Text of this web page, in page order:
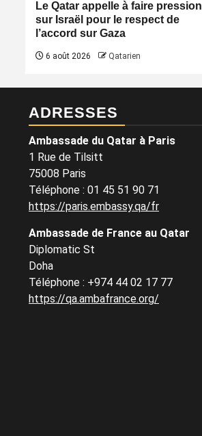
Le Qatar appelle à faire pression
sur Israël pour le respect de
l’accord sur Gaza
6 août 2026 Qatarien
ADRESSES
Ambassade du Qatar à Paris
1 Rue de Tilsitt
75008 Paris
Téléphone : 01 45 51 90 71
https://paris.embassy.qa/fr
Ambassade de France au Qatar
Diplomatic St
Doha
Téléphone : +974 44 02 17 77
https://qa.ambafrance.org/